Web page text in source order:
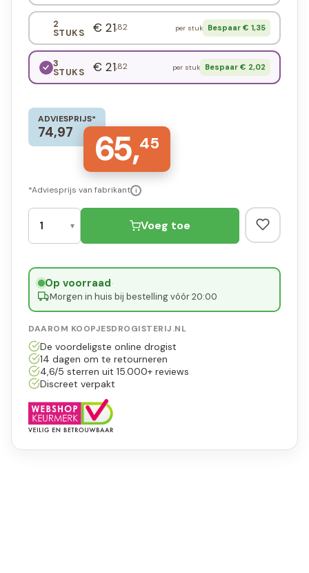
2
STUKS € 21,82 per stuk Bespaar € 1,35
3
STUKS € 21,82 per stuk Bespaar € 2,02
ADVIESPRIJS*
74,97 65,45
*Adviesprijs van fabrikant i
Voeg toe
Op voorraad·
Morgen in huis bij bestelling vóór 20:00
DAAROM KOOPJESDROGISTERIJ.NL
De voordeligste online drogist
14 dagen om te retourneren
4,6/5 sterren uit 15.000+ reviews
Discreet verpakt